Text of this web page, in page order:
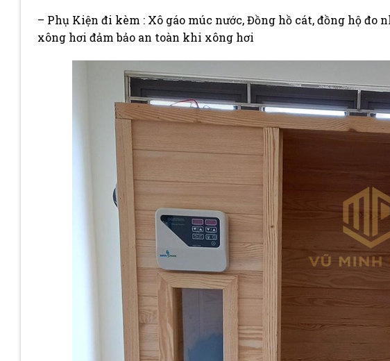
– Phụ Kiện đi kèm : Xô gáo múc nước, Đồng hồ cát, đồng hộ đo
xông hơi đảm bảo an toàn khi xông hơi